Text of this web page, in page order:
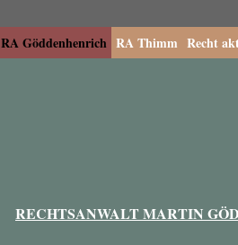
RA Göddenhenrich RA Thimm Recht
RECHTSANWALT MARTIN